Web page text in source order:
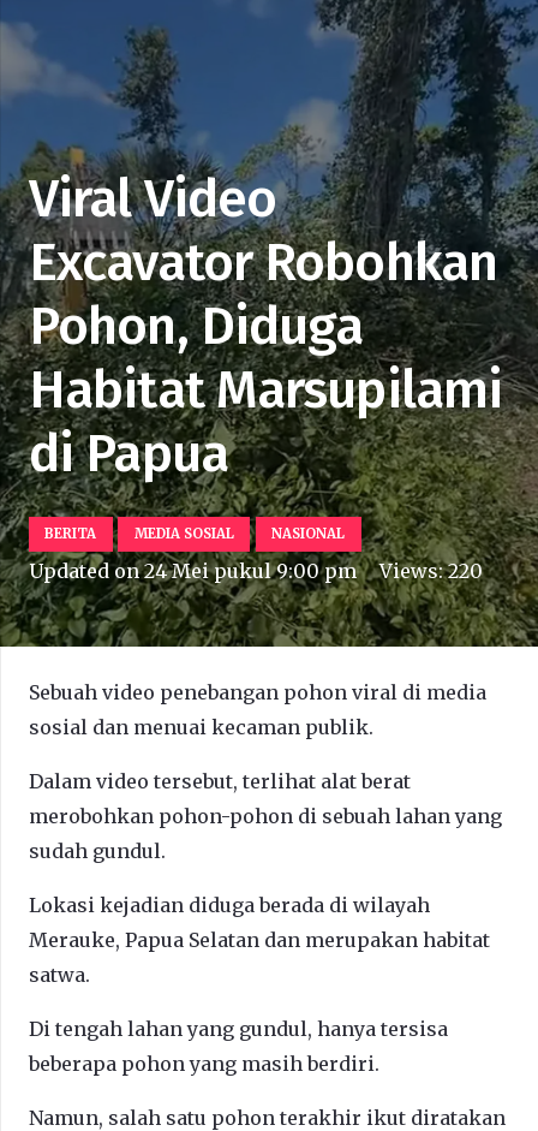
Viral Video
Excavator Robohkan
Pohon, Diduga
Habitat Marsupilami
di Papua
BERITA MEDIA SOSIAL NASIONAL
Updated on24 Mei pukul 9:00 pm Views:220
Sebuah video penebangan pohon viral di media
sosial dan menuai kecaman publik.
Dalam video tersebut, terlihat alat berat
merobohkan pohon-pohon di sebuah lahan yang
sudah gundul.
Lokasi kejadian diduga berada di wilayah
Merauke, Papua Selatan dan merupakan habitat
satwa.
Di tengah lahan yang gundul, hanya tersisa
beberapa pohon yang masih berdiri.
Namun, salah satu pohon terakhir ikut diratakan